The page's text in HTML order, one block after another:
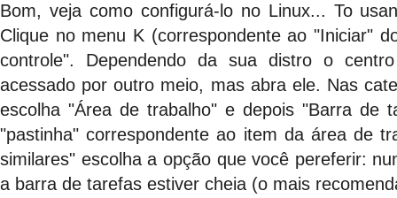
Bom, veja como configurá-lo no Linux... To
Clique no menu K (correspondente ao "Iniciar"
controle". Dependendo da sua distro o
acessado por outro meio, mas abra ele. Nas
escolha "Área de trabalho" e depois "Barra de
"pastinha" correspondente ao item da área de
similares" escolha a opção que você pereferir:
a barra de tarefas estiver cheia (o mais